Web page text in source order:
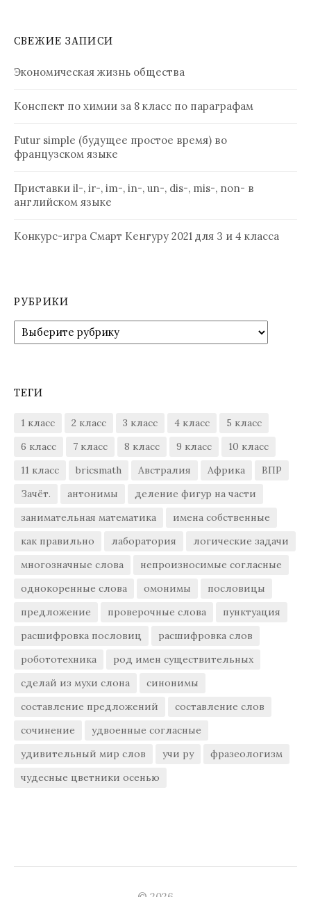
СВЕЖИЕ ЗАПИСИ
Экономическая жизнь общества
Конспект по химии за 8 класс по параграфам
Futur simple (будущее простое время) во
французском языке
Приставки il-, ir-, im-, in-, un-, dis-, mis-, non- в
английском языке
Конкурс-игра Смарт Кенгуру 2021 для 3 и 4 класса
РУБРИКИ
Рубрики
ТЕГИ
1 класс 2 класс 3 класс 4 класс
5 класс
6 класс
7 класс 8 класс 9 класс
10 класс
11 класс
bricsmath Австралия Африка
ВПР
Зачёт.
антонимы
деление фигур на части
занимательная математика
имена собственные
как правильно
лаборатория
логические задачи
многозначные слова
непроизносимые согласные
однокоренные слова
омонимы
пословицы
предложение
проверочные слова
пунктуация
расшифровка пословиц
расшифровка слов
робототехника
род имен существительных
сделай из мухи слона
синонимы
составление предложений
составление слов
сочинение
удвоенные согласные
удивительный мир слов
учи ру
фразеологизм
чудесные цветники осенью